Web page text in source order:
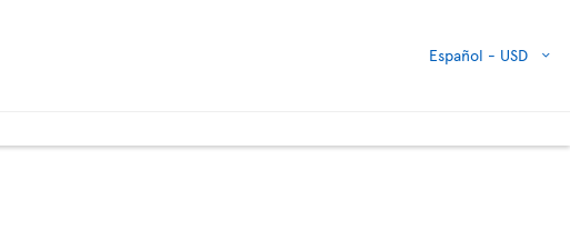
Español - USD